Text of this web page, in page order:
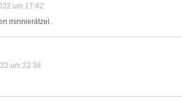
um 17:42
minnierätzel.
um 22:38